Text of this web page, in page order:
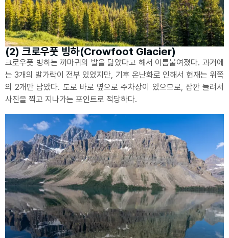
(2) 크로우풋 빙하(Crowfoot Glacier)
크로우풋 빙하는 까마귀의 발을 닮았다고 해서 이름붙여졌다. 과거에
는 3개의 발가락이 전부 있었지만, 기후 온난화로 인해서 현재는 위쪽
의 2개만 남았다. 도로 바로 옆으로 주차장이 있으므로, 잠깐 들려서
사진을 찍고 지나가는 포인트로 적당하다.